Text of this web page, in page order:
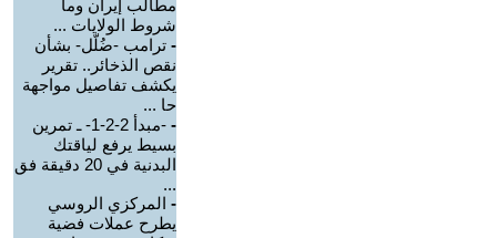
مطالب إيران وما
شروط الولايات ...
- ترامب -ضُلّل- بشأن
نقص الذخائر.. تقرير
يكشف تفاصيل مواجهة
حا ...
-
-مبدأ 2-2-1- ـ تمرين
بسيط يرفع لياقتك
البدنية في 20 دقيقة فق
...
- المركزي الروسي
يطرح عملات فضية